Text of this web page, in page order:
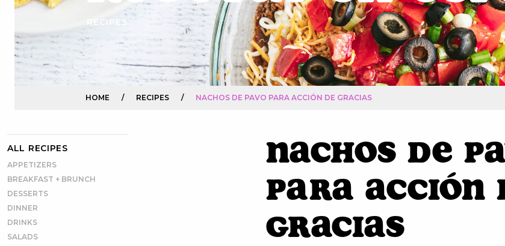
RECIPES
HOME / RECIPES / NACHOS DE PAVO PARA ACCIÓN DE GRACIAS
ALL RECIPES
APPETIZERS
BREAKFAST + BRUNCH
DESSERTS
DINNER
DRINKS
SALADS
Nachos de
para Acción
Gracias